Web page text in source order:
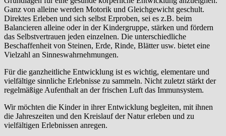
Ganz von alleine werden Motorik und Gleichgewicht geschult.
Direktes Erleben und sich selbst Erproben, sei es z.B. beim
Balancieren alleine oder in der Kindergruppe, stärken und fördern
das Selbstvertrauen jeden einzelnen. Die unterschiedliche
Beschaffenheit von Steinen, Erde, Rinde, Blätter usw. bietet eine
Vielzahl an Sinneswahrnehmungen.
Für die ganzheitliche Entwicklung ist es wichtig, elementare und
vielfältige sinnliche Erlebnisse zu sammeln. Nicht zuletzt stärkt der
regelmäßige Aufenthalt an der frischen Luft das Immunsystem.
Wir möchten die Kinder in ihrer Entwicklung begleiten, mit ihnen
die Jahreszeiten und den Kreislauf der Natur erleben und zu
vielfältigen Erlebnissen anregen.